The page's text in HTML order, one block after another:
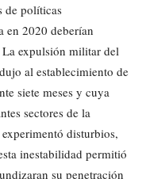
de políticas
en 2020 deberían
expulsión militar del
al establecimiento de
siete meses y cuya
sectores de la
disturbios,
inestabilidad permitió
su penetración